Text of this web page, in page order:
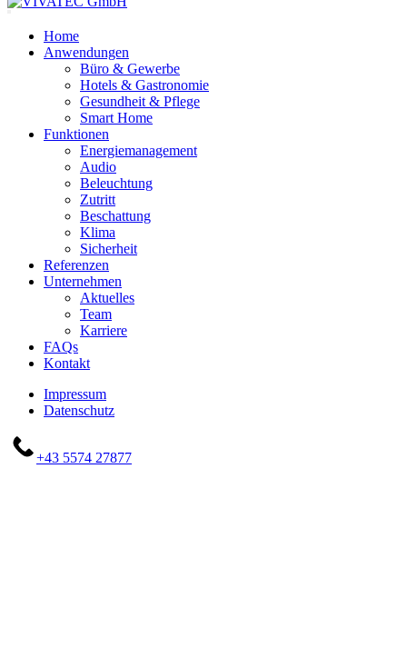
Home
Anwendungen
Büro & Gewerbe
Hotels & Gastronomie
Gesundheit & Pflege
Smart Home
Funktionen
Energiemanagement
Audio
Beleuchtung
Zutritt
Beschattung
Klima
Sicherheit
Referenzen
Unternehmen
Aktuelles
Team
Karriere
FAQs
Kontakt
Impressum
Datenschutz
+43 5574 27877